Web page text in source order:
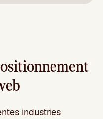
industries